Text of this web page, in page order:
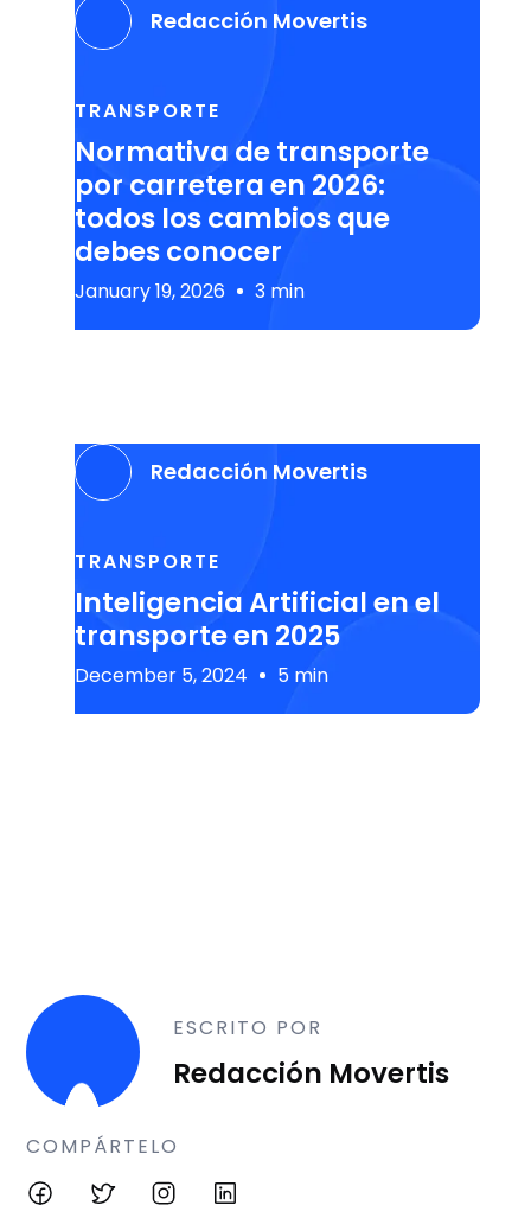
Redacción Movertis
TRANSPORTE
Normativa de transporte
por carretera en 2026:
todos los cambios que
debes conocer
January 19, 2026 3 min
Redacción Movertis
TRANSPORTE
Inteligencia Artificial en el
transporte en 2025
December 5, 2024 5 min
ESCRITO POR
Redacción Movertis
COMPÁRTELO